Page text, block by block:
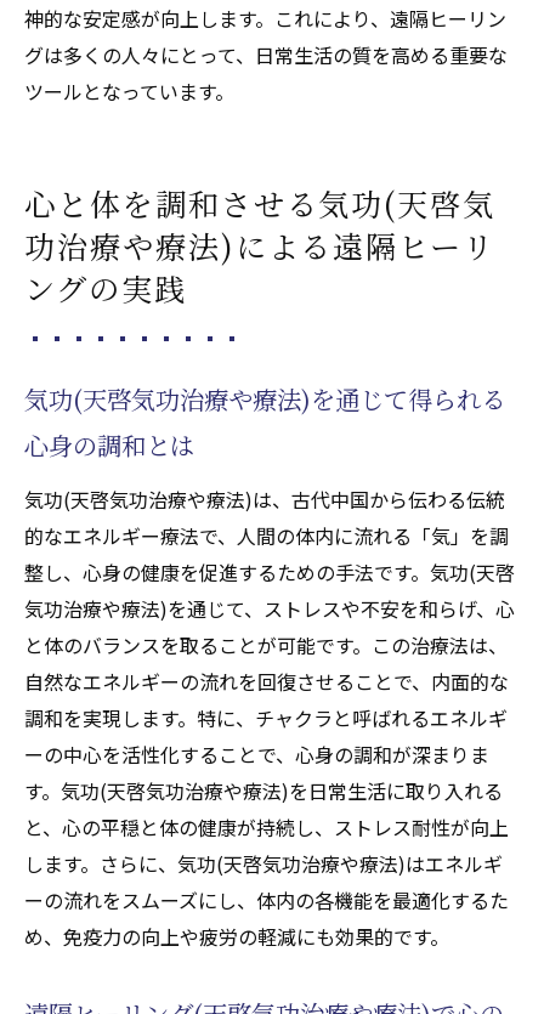
化で迎える新たな自分
神的な安定感が向上します。これにより、遠隔ヒーリン
グは多くの人々にとって、日常生活の質を高める重要な
ツールとなっています。
心と体を調和させる気功(天啓気
功治療や療法)による遠隔ヒーリ
ングの実践
気功(天啓気功治療や療法)を通じて得られる
心身の調和とは
気功(天啓気功治療や療法)は、古代中国から伝わる伝統
的なエネルギー療法で、人間の体内に流れる「気」を調
整し、心身の健康を促進するための手法です。気功(天啓
気功治療や療法)を通じて、ストレスや不安を和らげ、心
と体のバランスを取ることが可能です。この治療法は、
自然なエネルギーの流れを回復させることで、内面的な
調和を実現します。特に、チャクラと呼ばれるエネルギ
ーの中心を活性化することで、心身の調和が深まりま
す。気功(天啓気功治療や療法)を日常生活に取り入れる
と、心の平穏と体の健康が持続し、ストレス耐性が向上
します。さらに、気功(天啓気功治療や療法)はエネルギ
ーの流れをスムーズにし、体内の各機能を最適化するた
め、免疫力の向上や疲労の軽減にも効果的です。